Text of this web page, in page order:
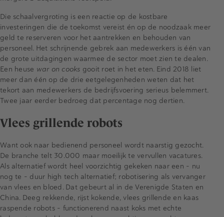
Die schaalvergroting is een reactie op de kostbare
investeringen die de toekomst vereist én op de noodzaak meer
geld te reserveren voor het aantrekken en behouden van
personeel. Het schrijnende gebrek aan medewerkers is één van
de grote uitdagingen waarmee de sector moet zien te dealen.
Een heuse war on cooks gooit roet in het eten. Eind 2018 liet
meer dan één op de drie eetgelegenheden weten dat het
tekort aan medewerkers de bedrijfsvoering serieus belemmert.
Twee jaar eerder bedroeg dat percentage nog dertien.
Vlees grillende robots
Want ook naar bedienend personeel wordt naarstig gezocht.
De branche telt 30.000 maar moeilijk te vervullen vacatures.
Als alternatief wordt heel voorzichtig gekeken naar een – nu
nog te – duur high tech alternatief; robotisering als vervanger
van vlees en bloed. Dat gebeurt al in de Verenigde Staten en
China. Deeg rekkende, rijst kokende, vlees grillende en kaas
raspende robots – functionerend naast koks met echte